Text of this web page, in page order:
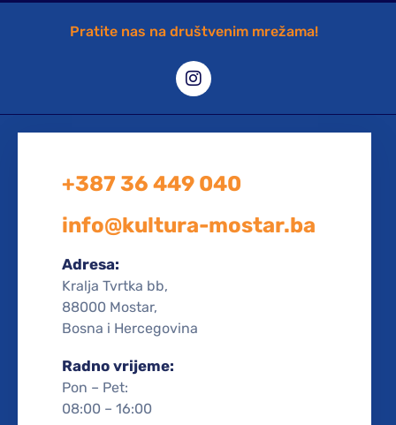
Pratite nas na društvenim mrežama!
+387 36 449 040
info@kultura-mostar.ba
Adresa:
Kralja Tvrtka bb,
88000 Mostar,
Bosna i Hercegovina
Radno vrijeme:
Pon – Pet:
08:00 – 16:00